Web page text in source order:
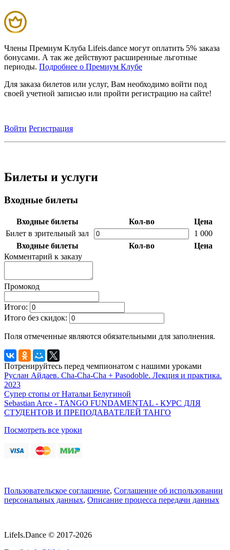
Члены Премиум Клуба Lifeis.dance могут оплатить 5% заказа
бонусами. А так же действуют расширенные льготные
периоды. Подробнее о Премиум Клубе
Для заказа билетов или услуг, Вам необходимо войти под
своей учетной записью или пройти регистрацию на сайте!
Войти Регистрация
Билеты и услуги
Входные билеты
Входные билеты Кол-во
Цена
Билет в зрительный зал
1 000
Входные билеты
Кол-во
Цена
Комментарий к заказу
Промокод
Итого:
Итого без скидок:
Поля отмеченные являются обязательными для заполнения.
Потренируйтесь перед чемпионатом с нашими уроками
Руслан Айдаев. Cha-Cha-Cha + Pasodoble. Лекция и практика.
2023
Супер стопы от Натальи Белугиной
Sebastian Arce - TANGO FUNDAMENTAL - КУРС ДЛЯ
СТУДЕНТОВ И ПРЕПОДАВАТЕЛЕЙ ТАНГО
Посмотреть все уроки
Пользовательское соглашение, Соглашение об использовании
персональных данных, Описание процесса передачи данных
LifeIs.Dance © 2017-2026